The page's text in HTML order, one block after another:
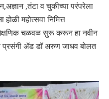
,तंटा व चुकीच्या परंपरेला
महोत्सवा निमित्त
शैक्षणिक चळवळ सुरू करून हा नवीन
प्रसंगी ॲड डॉ अरुण जाधव बोलत